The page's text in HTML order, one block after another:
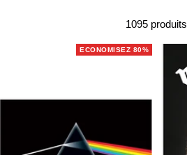
1095 produits
ECONOMISEZ 80%